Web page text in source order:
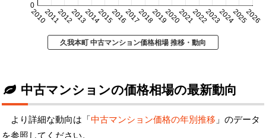
20102011201220132014201520162017201820192020202120222023202420252026
0
久我本町 中古マンション価格相場 推移・動向
中古マンションの価格相場の最新動向
より詳細な動向は「中古マンション価格の年別推移 」のデータ
を参照してください。